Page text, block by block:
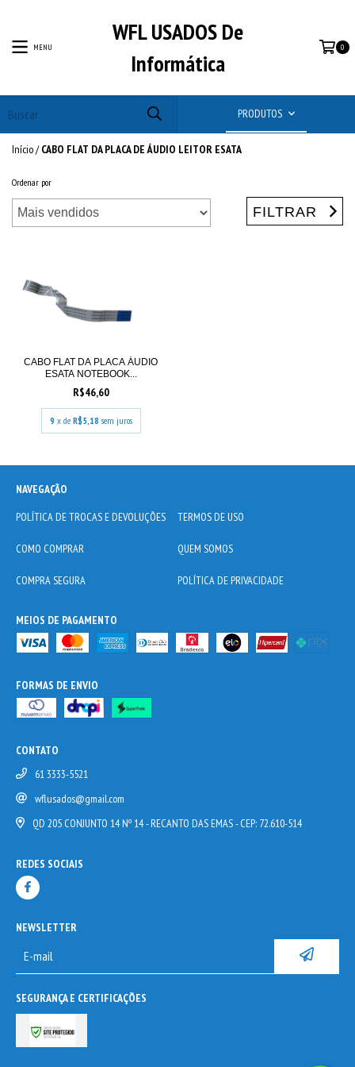
MENU
WFL USADOS De
Informática
0
PRODUTOS
Início/ CABO FLAT DA PLACA DE ÁUDIO LEITOR ESATA
Ordenar por
FILTRAR
CABO FLAT DA PLACA ÁUDIO
ESATA NOTEBOOK...
R$46,60
9 x de R$5,18 sem juros
NAVEGAÇÃO
POLÍTICA DE TROCAS E DEVOLUÇÕES
TERMOS DE USO
COMO COMPRAR QUEM SOMOS
COMPRA SEGURA POLÍTICA DE PRIVACIDADE
MEIOS DE PAGAMENTO
FORMAS DE ENVIO
CONTATO
61 3333-5521
wflusados@gmail.com
QD 205 CONJUNTO 14 Nº 14 - RECANTO DAS EMAS - CEP: 72.610-514
REDES SOCIAIS
NEWSLETTER
SEGURANÇA E CERTIFICAÇÕES